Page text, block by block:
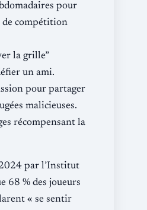
pour
de compétition
la grille”
un ami.
pour partager
malicieuses.
récompensant la
par l’Institut
68 % des joueurs
« se sentir